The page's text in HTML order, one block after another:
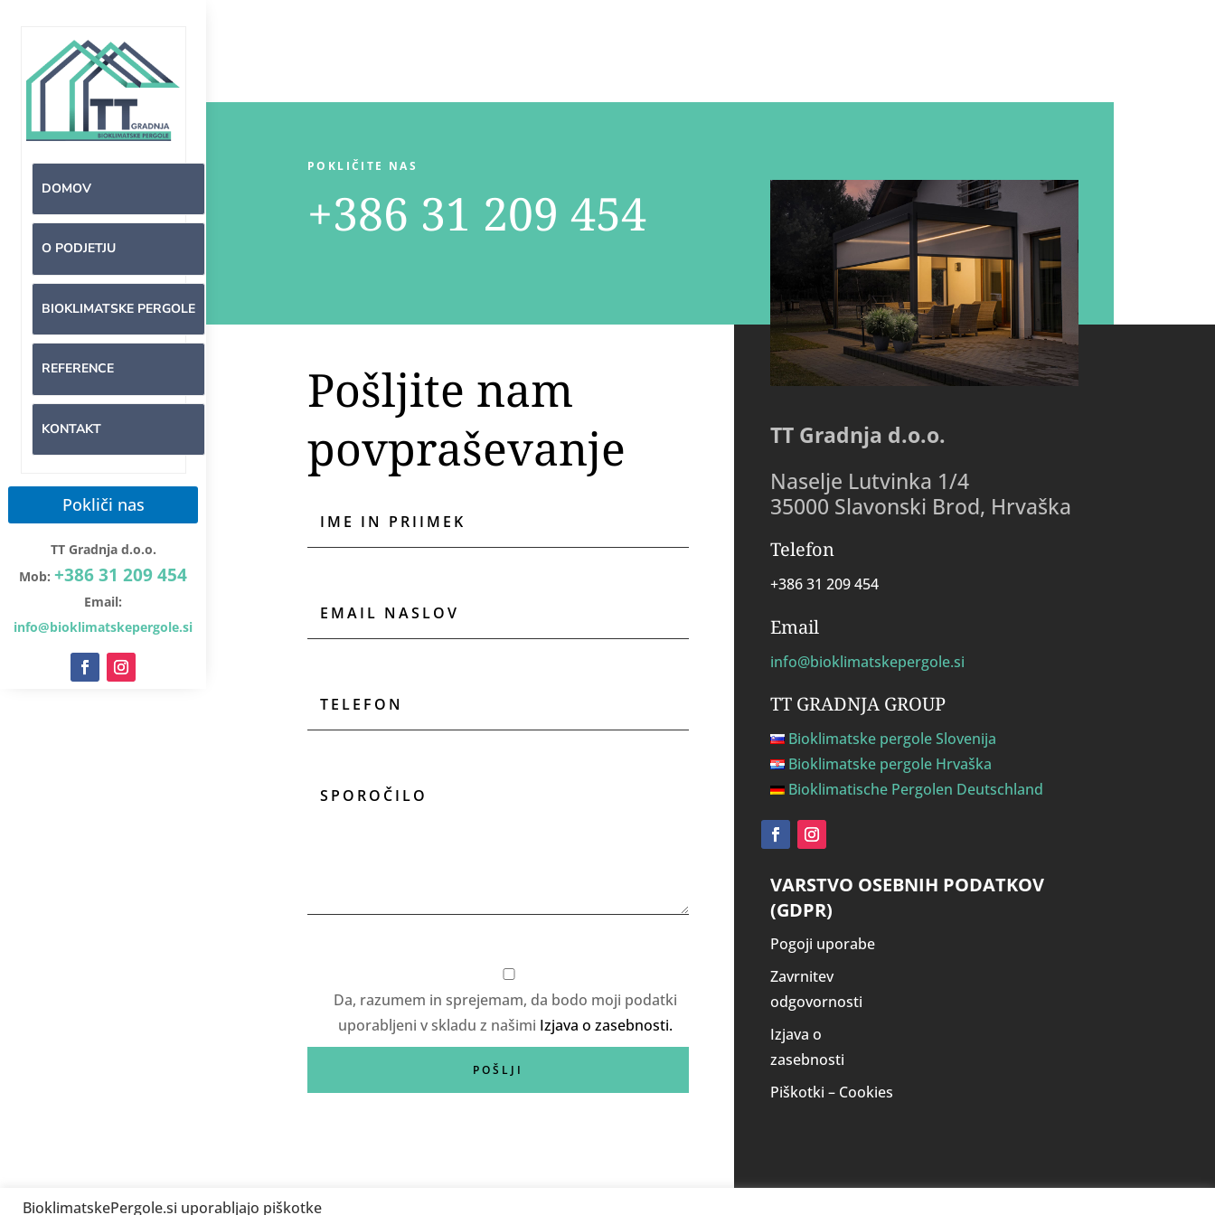
DOMOV
O PODJETJU
BIOKLIMATSKE PERGOLE
REFERENCE
KONTAKT
Pokliči nas
TT Gradnja d.o.o.
Mob: +386 31 209 454
Email:
info@bioklimatskepergole.si
POKLIČITE NAS
+386 31 209 454
Pošljite nam
povpraševanje
Da, razumem in sprejemam, da bodo moji podatki
uporabljeni v skladu z našimi Izjava o zasebnosti.
TT Gradnja d.o.o.
Naselje Lutvinka 1/4
35000 Slavonski Brod, Hrvaška
Telefon
+386 31 209 454
Email
info@bioklimatskepergole.si
TT GRADNJA GROUP
Bioklimatske pergole Slovenija
Bioklimatske pergole Hrvaška
Bioklimatische Pergolen Deutschland
VARSTVO OSEBNIH PODATKOV
(GDPR)
Pogoji uporabe
Zavrnitev
odgovornosti
Izjava o
zasebnosti
Piškotki – Cookies
BioklimatskePergole.si uporabljajo piškotke